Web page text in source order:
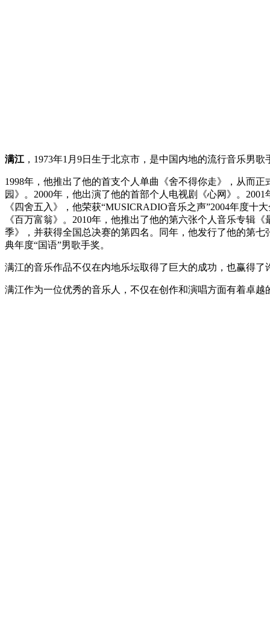
满江 ，1973年1月9日生于北京市，是中国内地的流行音乐男
1998年，他推出了他的首支个人单曲《舍不得你走》，从而
园》。2000年，他出演了他的首部个人电视剧《心网》。
《四舍五入》，他荣获“MUSICRADIO音乐之声”2004年度
《百万富翁》。2010年，他推出了他的第六张个人音乐专辑
季》，并获得全国总决赛的第四名。同年，他发行了他的第
典年度“国语”男歌手奖。
满江的音乐作品不仅在内地乐坛取得了巨大的成功，也赢得
满江作为一位优秀的音乐人，不仅在创作和演唱方面有着卓